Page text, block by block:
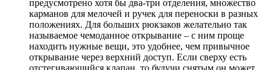
предусмотрено хотя бы два-три отделения, множество
карманов для мелочей и ручек для переноски в разных
положениях. Для больших рюкзаков желательно так
называемое чемоданное открывание – с ним проще
находить нужные вещи, это удобнее, чем привычное
открывание через верхний доступ. Если сверху есть
отстегивающийся клапан, то будучи снятым он может